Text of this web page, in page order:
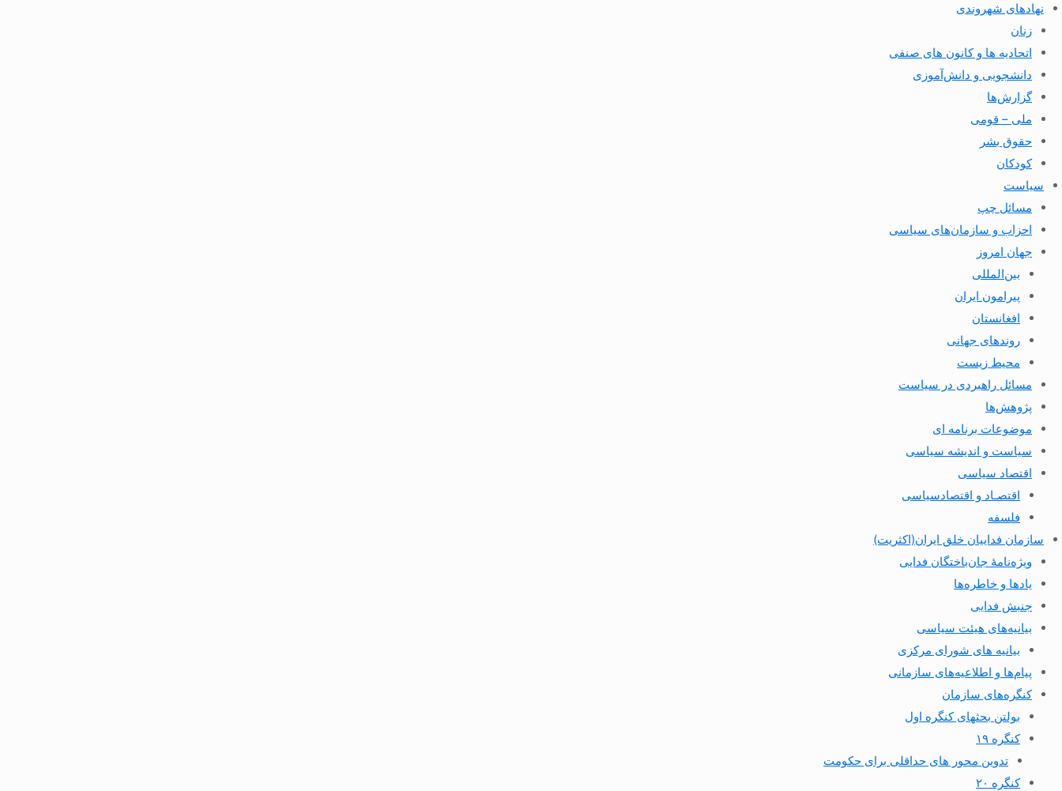
نهادهای شهروندی
زنان
اتحادیه ها و کانون های صنفی
دانشجویی و دانش‌آموزی
گزارش‌ها
ملی – قومی
حقوق بشر
کودکان
سیاست
مسائل چپ
احزاب و سازمان‌های سیاسی
جهان امروز
بین‌المللی
پیرامون ایران
افغانستان
روندهای جهانی
محیط زیست
مسائل راهبردی در سیاست
پژوهش‌ها
موضوعات برنامه ای
سیاست و اندیشه سیاسی
اقتصاد سیاسی
اقتصـاد و اقتصاد‌سیاسی
فلسفه
سازمان فداییان خلق ایران(اکثریت)
ویژه‌نامهٔ جان‌باختگان فدایی
یادها و خاطره‌ها
جنبش فدایی
بیانیه‌های هیئت سیاسی
بیانیه های شورای مرکزی
پیام‌ها و اطلاعیه‌های سازمانی
کنگره‌های سازمان
بولتن بحثهای کنگره اول
کنگره ۱۹
تدوین محور های حداقلی برای حکومت
کنگره ۲۰